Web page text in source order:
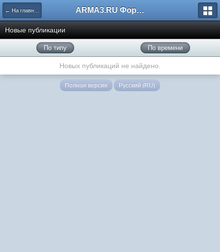
← На главную ARMA3.RU Форум
Новые публикации
По типу По времени
Новых публикаций не найдено.
Полная версия Русский (RU)